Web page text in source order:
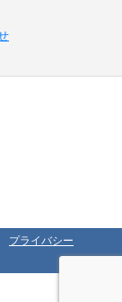
プライバシー